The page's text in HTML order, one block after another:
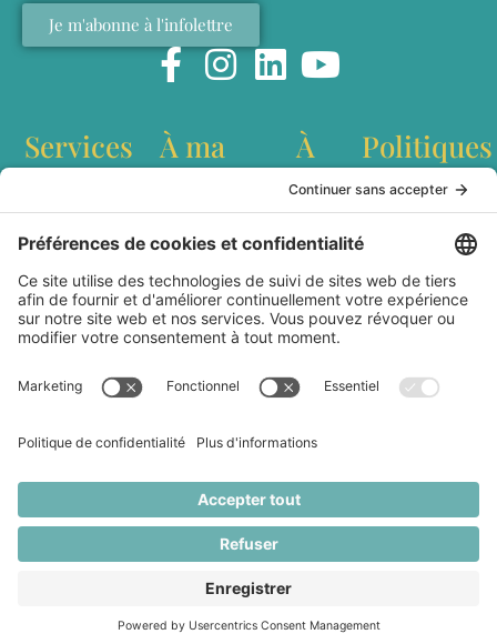
Je m'abonne à l'infolettre
Services
interculturelles
Ateliers de
Création de
contenu
Station
culinaire
À ma
Baladodiffusion
Websérie
Articles
À
propos
Marianne
Lefebvre?
Livre Dans les
cuisines du
Partenaires
Contact
Politiques
Politique de
confidentialité
Conditions
d'utilisation
Livraison et
Politique de
remboursement
Marianne Lefebvre © 2026 / Tous droits réservés. Toute
reproduction du contenu sans permission écrite est